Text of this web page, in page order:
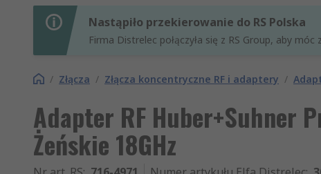
Nastąpiło przekierowanie do RS Polska
Firma Distrelec połączyła się z RS Group, aby
/ Złącza / Złącza koncentryczne RF i adaptery /
Adapter RF Huber+Suhner
Żeńskie 18GHz